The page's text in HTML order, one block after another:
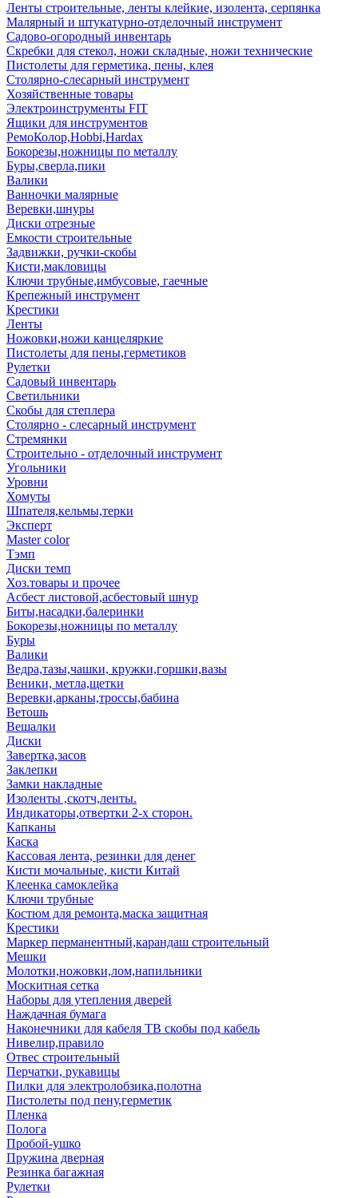
Ленты строительные, ленты клейкие, изолента, серпянка
Малярный и штукатурно-отделочный инструмент
Садово-огородный инвентарь
Скребки для стекол, ножи складные, ножи технические
Пистолеты для герметика, пены, клея
Столярно-слесарный инструмент
Хозяйственные товары
Электроинструменты FIT
Ящики для инструментов
РемоКолор,Hobbi,Hardax
Бокорезы,ножницы по металлу
Буры,сверла,пики
Валики
Ванночки малярные
Веревки,шнуры
Диски отрезные
Емкости строительные
Задвижки, ручки-скобы
Кисти,макловицы
Ключи трубные,имбусовые, гаечные
Крепежный инструмент
Крестики
Ленты
Ножовки,ножи канцеляркие
Пистолеты для пены,герметиков
Рулетки
Садовый инвентарь
Светильники
Скобы для степлера
Столярно - слесарный инструмент
Стремянки
Строительно - отделочный инструмент
Угольники
Уровни
Хомуты
Шпателя,кельмы,терки
Эксперт
Master color
Тэмп
Диски темп
Хоз.товары и прочее
Асбест листовой,асбестовый шнур
Биты,насадки,балеринки
Бокорезы,ножницы по металлу
Буры
Валики
Ведра,тазы,чашки, кружки,горшки,вазы
Веники, метла,щетки
Веревки,арканы,троссы,бабина
Ветошь
Вешалки
Диски
Завертка,засов
Заклепки
Замки накладные
Изоленты ,скотч,ленты.
Индикаторы,отвертки 2-х сторон.
Капканы
Каска
Кассовая лента, резинки для денег
Кисти мочальные, кисти Китай
Клеенка самоклейка
Ключи трубные
Костюм для ремонта,маска защитная
Крестики
Маркер перманентный,карандаш строительный
Мешки
Молотки,ножовки,лом,напильники
Москитная сетка
Наборы для утепления дверей
Наждачная бумага
Наконечники для кабеля ТВ скобы под кабель
Нивелир,правило
Отвес строительный
Перчатки, рукавицы
Пилки для электролобзика,полотна
Пистолеты под пену,герметик
Пленка
Полога
Пробой-ушко
Пружина дверная
Резинка багажная
Рулетки